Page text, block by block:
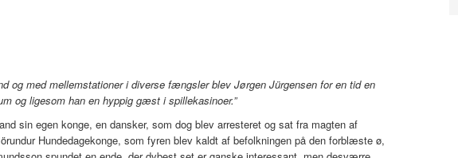
og med mellemstationer i diverse fængsler blev Jørgen Jürgensen for en tid en
og ligesom han en hyppig gæst i spillekasinoer.”
sin egen konge, en dansker, som dog blev arresteret og sat fra magten af
Hundedagekonge, som fyren blev kaldt af befolkningen på den forblæste ø,